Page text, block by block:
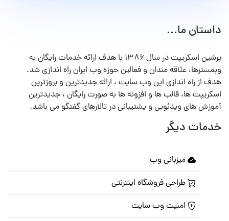
داستان ما...
پرشین اسکریپت در سال ۱۳۸۶ با هدف ارائه خدمات رایگان به
وبمسترها، علاقه مندان و فعالین حوزه وب ایران راه اندازی شد.
هدف از راه اندازی این وب سایت ، ارائه جدیدترین و بروزترین
اسکریپت ها، قالب ها و افزونه ها به صورت رایگان ، جدیدترین
آموزش های ویدئویی و پشتیبانی در تالارهای گفتگو می باشد.
خدمات دیگر
میزبانی وب
طراحی فروشگاه اینترنتی
امنیت وب سایت